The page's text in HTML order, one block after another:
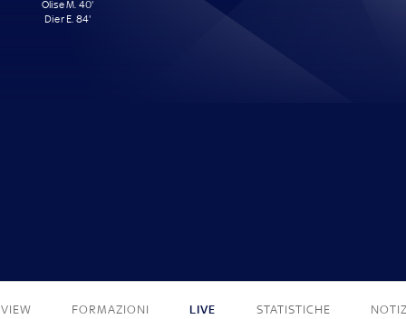
Olise M. 40'
Dier E. 84'
FORMAZIONI LIVE STATISTICHE